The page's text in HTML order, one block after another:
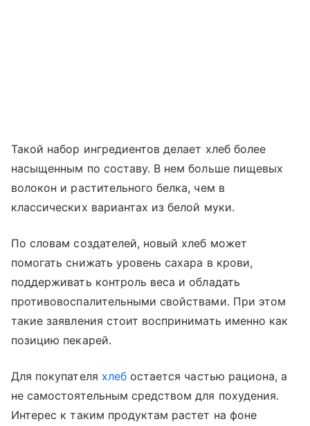
Такой набор ингредиентов делает хлеб более
насыщенным по составу. В нем больше пищевых
волокон и растительного белка, чем в
классических вариантах из белой муки.
По словам создателей, новый хлеб может
помогать снижать уровень сахара в крови,
поддерживать контроль веса и обладать
противовоспалительными свойствами. При этом
такие заявления стоит воспринимать именно как
позицию пекарей.
Для покупателя хлебостается частью рациона, а
не самостоятельным средством для похудения.
Интерес к таким продуктам растет на фоне